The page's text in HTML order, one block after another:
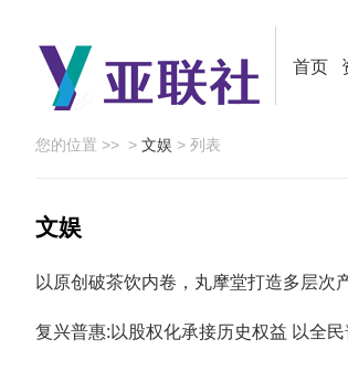
首页
您的位置 >> > 文娱 > 列表
文娱
以原创破茶饮内卷，丸摩堂打造多层次
复兴普惠:以股权化承接历史权益 以全